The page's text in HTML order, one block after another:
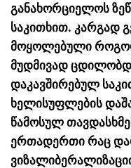
განახორციელოს
საკითხით. კარგად
მოყოლებული
მუდმივად
დაკავშირებულ
ხელისუფლების
წამოსულ
ერთადერთი რაც